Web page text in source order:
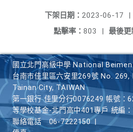
下架日期： 2023-06-17
|
最後更
點擊率： 803 |
國立北門高級中學 National
台南市佳里區六安里269號 No.
Tainan City, TAIWAN
第一銀行 佳里分行0076249 帳號：
等學校基金-北門高中401專戶 統編
聯絡電話
06-7222150